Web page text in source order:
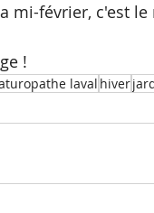
mi-février, c'est
!
laval hiver